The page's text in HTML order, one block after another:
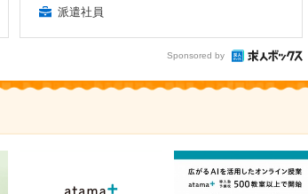
派遣社員
Sponsored by